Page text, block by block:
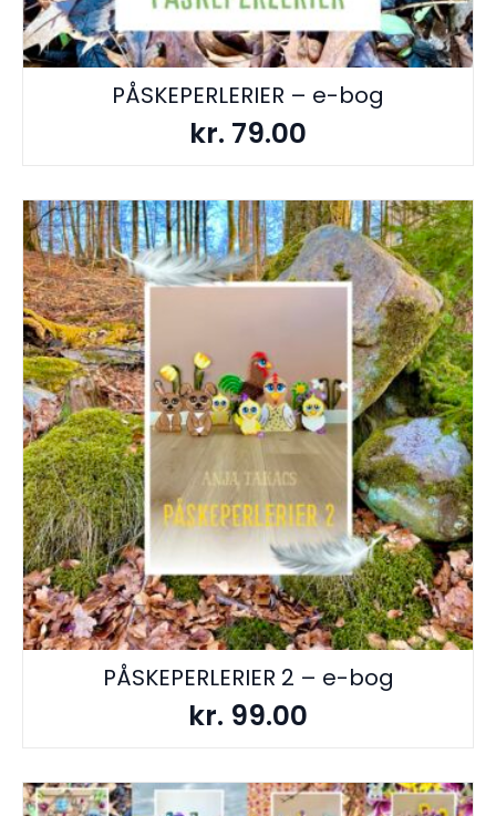
PÅSKEPERLERIER – e-bog
kr. 79.00
PÅSKEPERLERIER 2 – e-bog
kr. 99.00